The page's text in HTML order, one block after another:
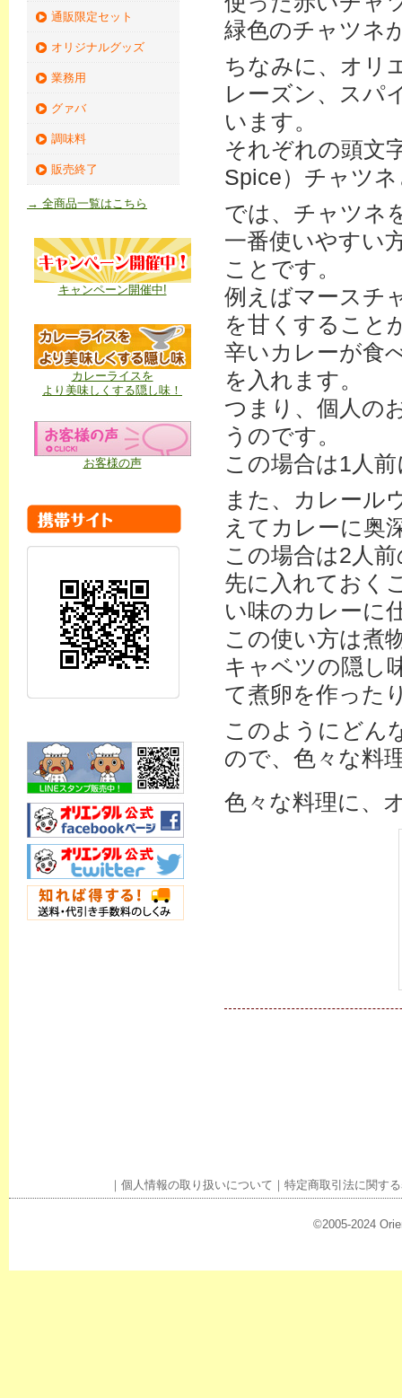
通販限定セット
オリジナルグッズ
業務用
グァバ
調味料
販売終了
→ 全商品一覧はこちら
キャンペーン開催中!
カレーライスを
より美味しくする隠し味！
お客様の声
緑色のチャツネ
ちなみに、オリ
レーズン、スパ
います。
それぞれの頭文
Spice）チャツ
では、チャツネ
一番使いやすい
ことです。
例えばマースチ
を甘くすること
辛いカレーが食
を入れます。
つまり、個人の
うのです。
この場合は1人
また、カレール
えてカレーに奥
この場合は2人
先に入れておく
い味のカレーに
この使い方は煮
キャベツの隠し
て煮卵を作った
このようにどん
ので、色々な料
色々な料理に、
｜ 個人情報の取り扱いについて ｜ 特定商取引法に関す
©2005-2024